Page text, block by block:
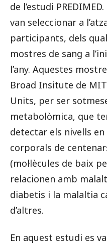
de l’estudi
van seleccionar a
participants, dels
mostres de sang a
l’any. Aquestes
Broad Insitute de
Units, per ser
metabolòmica, que
detectar els nivells
corporals de
(mol·lècules de baix
relacionen amb
diabetis i la malaltia
d’altres.
En aquest estudi es